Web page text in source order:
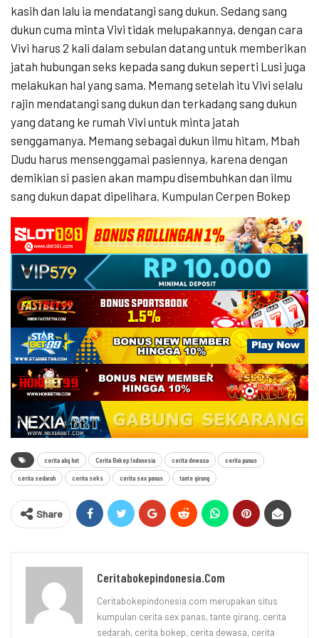
kasih dan lalu ia mendatangi sang dukun. Sedang sang
dukun cuma minta Vivi tidak melupakannya, dengan cara
Vivi harus 2 kali dalam sebulan datang untuk memberikan
jatah hubungan seks kepada sang dukun seperti Lusi juga
melakukan hal yang sama. Memang setelah itu Vivi selalu
rajin mendatangi sang dukun dan terkadang sang dukun
yang datang ke rumah Vivi untuk minta jatah
senggamanya. Memang sebagai dukun ilmu hitam, Mbah
Dudu harus mensenggamai pasiennya, karena dengan
demikian si pasien akan mampu disembuhkan dan ilmu
sang dukun dapat dipelihara. Kumpulan Cerpen Bokep
cerita abg hot Cerita Bokep Indonesia cerita dewasa cerita panas
cerita sedarah cerita seks cerita sex panas tante girang
Share
Ceritabokepindonesia.com
Ceritabokepindonesia.com merupakan situs
kumpulan cerita sex panas, tante girang, cerita
sedarah, cerita bokep, cerita dewasa, cerita